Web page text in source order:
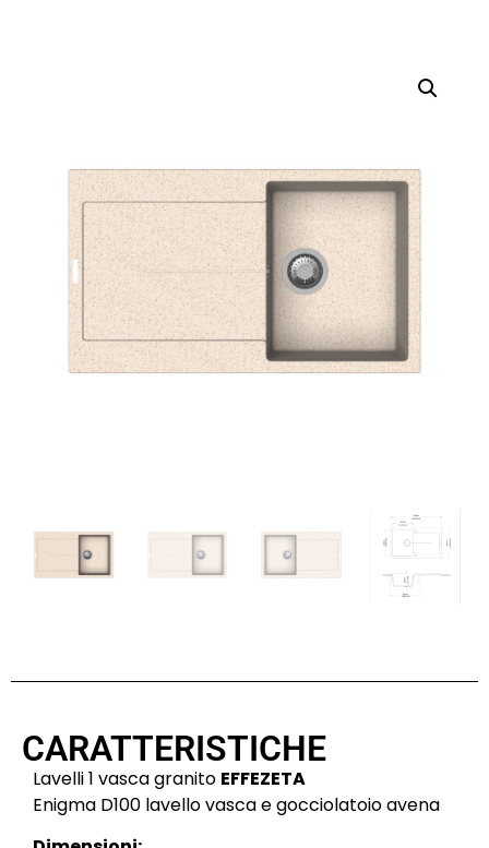
CARATTERISTICHE
Lavelli 1 vasca granito EFFEZETA
Enigma D100 lavello vasca e gocciolatoio avena